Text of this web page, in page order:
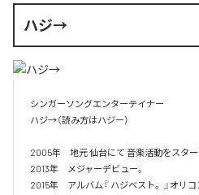
ハジ→
シンガーソングエンターテイナー
ハジ→（読み方はハジー）
2005年　地元 仙台にて 音楽活動をスター
2013年　メジャーデビュー。
2015年　アルバム『 ハジベスト。』オリコ